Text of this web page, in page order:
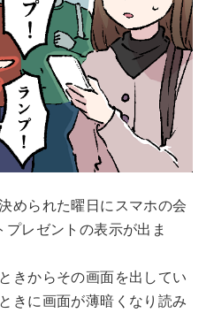
められた曜日にスマホの会
レゼントの表示が出ま
きからその画面を出してい
きに画面が薄暗くなり読み